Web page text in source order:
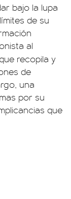
bajo la lupa
de su
al
recopila y
de
una
por su
que